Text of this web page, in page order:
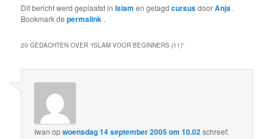
Dit bericht werd geplaatst inIslam en getagdcursusdoorAnja .
Bookmark depermalink .
20 GEDACHTEN OVER “ISLAM VOOR BEGINNERS (11)”
Iwan opwoensdag 14 september 2005 om 10.02schreef: